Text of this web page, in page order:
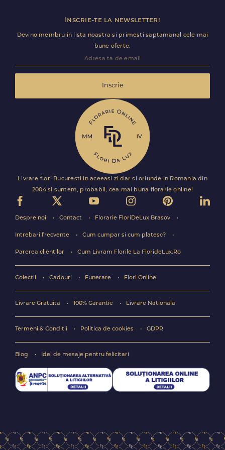
Inscrie-te la newsletter!
Devino membru in lista noastra si primesti saptamanal cele mai
bune oferte.
Inscrie
Livrare flori Bucuresti in aceeasi zi dar si oriunde in Romania din
2004 si suntem, probabil, cea mai buna florarie online!
Despre noi Contact Florarie FloriDeLux Brasov
Intrebari frecvente Cum cumpar si cum platesc?
Parerea clientilor Cum Livram Florile La FlorideLux.Ro
Colectii Cadouri Funerare Flori Online
Livrare Gratuita 100% Garantie Livrare Nationala
Termeni & Conditii Politica de cookies GDPR
Blog Idei de mesaje pentru felicitari